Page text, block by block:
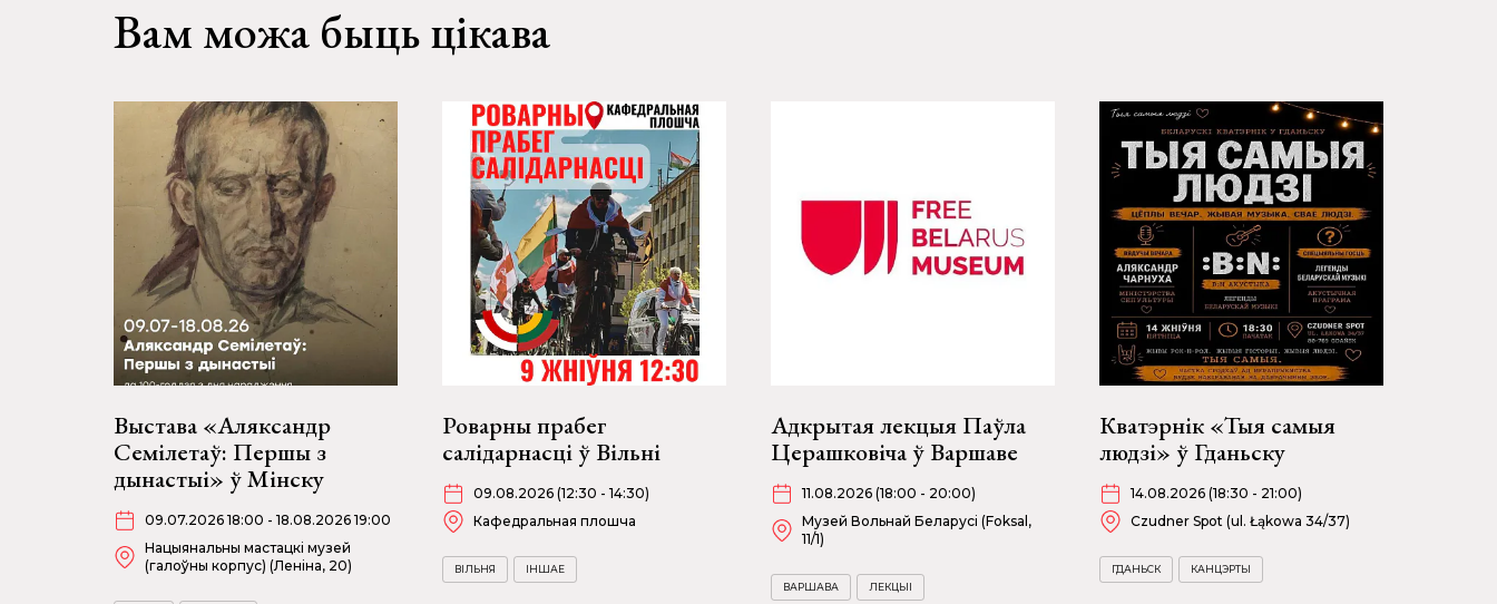
Вам можа быць цікава
Выстава «Аляксандр
Семілетаў: Першы з
дынастыі» ў Мінску
09.07.2026 18:00 - 18.08.2026 19:00
Нацыянальны мастацкі музей
(галоўны корпус) (Леніна, 20)
Роварны прабег
салідарнасці ў Вільні
09.08.2026 (12:30 - 14:30)
Кафедральная плошча
ВІЛЬНЯ ІНШАЕ
Адкрытая лекцыя Паўла
Церашковіча ў Варшаве
11.08.2026 (18:00 - 20:00)
Музей Вольнай Беларусі (Foksal,
11/1)
ВАРШАВА ЛЕКЦЫІ
Кватэрнік «Тыя самыя
людзі» ў Гданьску
14.08.2026 (18:30 - 21:00)
Czudner Spot (ul. Łąkowa 34/37)
ГДАНЬСК КАНЦЭРТЫ